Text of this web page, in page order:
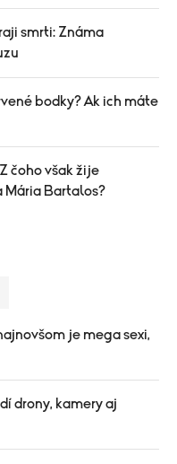
smrti: Známa
bodky? Ak ich máte
čoho však žije
Mária Bartalos?
je mega sexi,
drony, kamery aj